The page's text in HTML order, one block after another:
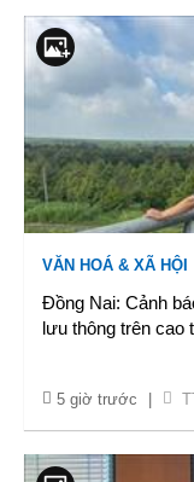
VĂN HOÁ & XÃ HỘI
Đồng Nai: Cảnh
lưu thông trên cao
5 giờ trước